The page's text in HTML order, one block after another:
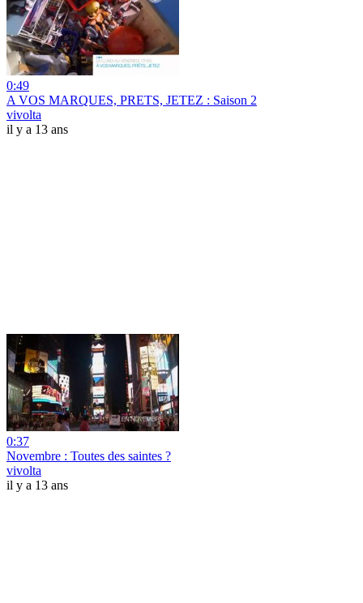
0:49
A VOS MARQUES, PRETS, JETEZ : Saison 2
vivolta
il y a 13 ans
0:37
Novembre : Toutes des saintes ?
vivolta
il y a 13 ans